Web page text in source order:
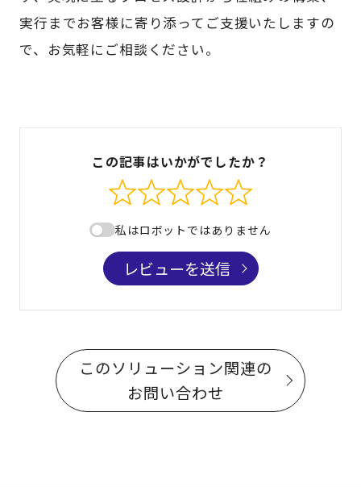
実行までお客様に寄り添ってご支援いたしますの
で、お気軽にご相談ください。
この記事はいかがでしたか？
私はロボットではありません
レビューを送信
このソリューション関連の
お問い合わせ